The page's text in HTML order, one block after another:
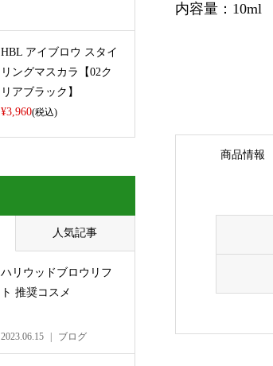
内容量：10ml
商品情報
HBL アイブロウ スタイ
リングマスカラ【02ク
リアブラック】
¥3,960(税込)
人気記事
ハリウッドブロウリフ
ト 推奨コスメ
2023.06.15 ブログ